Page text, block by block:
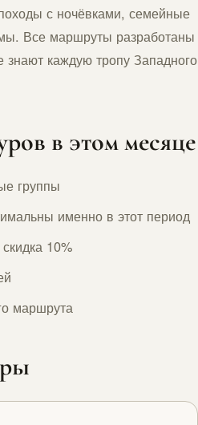
с ночёвками, семейные
Все маршруты разработаны
каждую тропу Западного
в этом месяце
группы
именно в этот период
10%
маршрута